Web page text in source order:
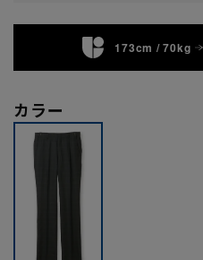
173cm / 70kg
カラー